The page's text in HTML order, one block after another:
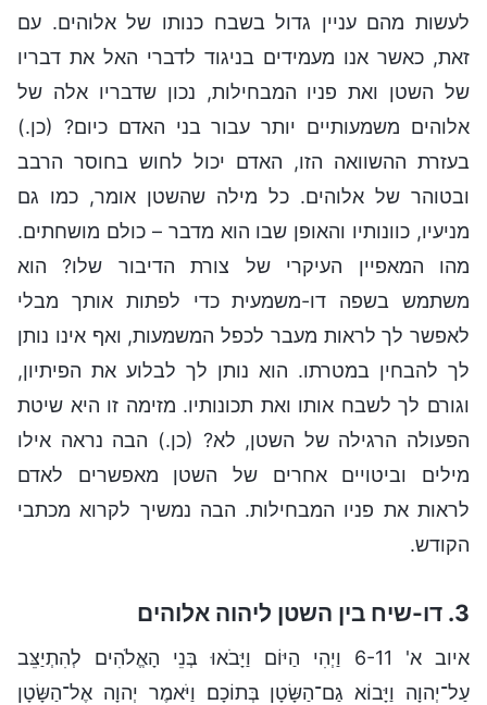
לעשות מהם עניין גדול בשבח כנותו של אלוהים. עם
זאת, כאשר אנו מעמידים בניגוד לדברי האל את דבריו
של השטן ואת פניו המבחילות, נכון שדבריו אלה של
אלוהים משמעותיים יותר עבור בני האדם כיום? (כן.)
בעזרת ההשוואה הזו, האדם יכול לחוש בחוסר הרבב
ובטוהר של אלוהים. כל מילה שהשטן אומר, כמו גם
מניעיו, כוונותיו והאופן שבו הוא מדבר – כולם מושחתים.
מהו המאפיין העיקרי של צורת הדיבור שלו? הוא
משתמש בשפה דו-משמעית כדי לפתות אותך מבלי
לאפשר לך לראות מעבר לכפל המשמעות, ואף אינו נותן
לך להבחין במטרתו. הוא נותן לך לבלוע את הפיתיון,
וגורם לך לשבח אותו ואת תכונותיו. מזימה זו היא שיטת
הפעולה הרגילה של השטן, לא? (כן.) הבה נראה אילו
מילים וביטויים אחרים של השטן מאפשרים לאדם
לראות את פניו המבחילות. הבה נמשיך לקרוא מכתבי
הקודש.
3. דו-שיח בין השטן ליהוה אלוהים
איוב א' 6-11 וַיְהִי הַיּוֹם וַיָּבֹאוּ בְּנֵי הָאֱלֹהִים לְהִתְיַצֵּב
עַל־יְהוָה וַיָּבוֹא גַם־הַשָּׂטָן בְּתוֹכָם׃ וַיֹּאמֶר יְהוָה אֶל־הַשָּׂטָן